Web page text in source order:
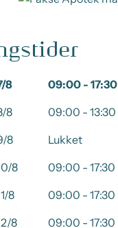
8
09:00 - 17:30
8
09:00 - 13:30
8
Lukket
8
09:00 - 17:30
8
09:00 - 17:30
8
09:00 - 17:30